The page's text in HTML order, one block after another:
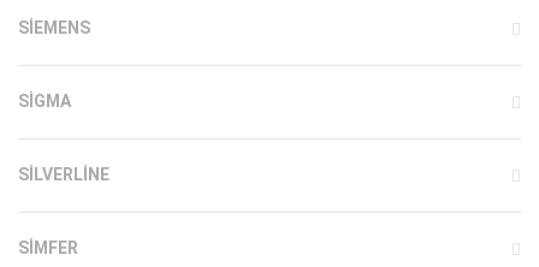
SIEMENS
SIGMA
SILVERLINE
SIMFER